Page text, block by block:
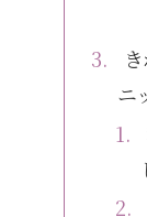
ニ